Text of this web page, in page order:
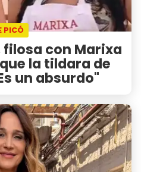
PICÓ
con Marixa
la tildara de
un absurdo"